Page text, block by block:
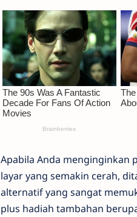
Apabila Anda menginginkan
layar yang semakin cerah,
alternatif yang sangat
plus hadiah tambahan